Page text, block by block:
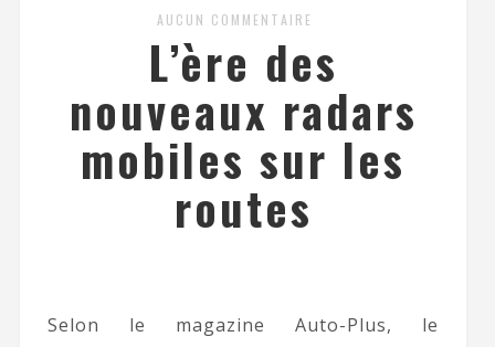
AUCUN COMMENTAIRE
L’ère des
nouveaux radars
mobiles sur les
routes
Selon le magazine Auto-Plus, le